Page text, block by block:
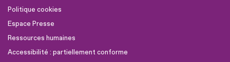
Politique cookies
Espace Presse
Ressources humaines
Accessibilité : partiellement conforme